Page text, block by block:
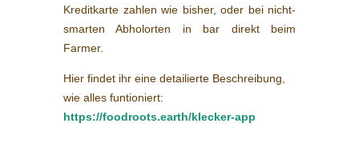
Kreditkarte zahlen wie bisher, oder bei nicht-
smarten Abholorten in bar direkt beim
Farmer.
Hier findet ihr eine detailierte Beschreibung,
wie alles funtioniert:
https://foodroots.earth/klecker-app